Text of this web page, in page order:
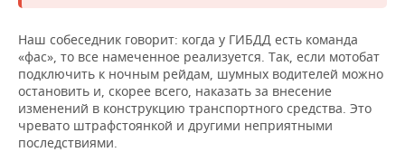
Наш собеседник говорит: когда у ГИБДД есть команда
«фас», то все намеченное реализуется. Так, если мотобат
подключить к ночным рейдам, шумных водителей можно
остановить и, скорее всего, наказать за внесение
изменений в конструкцию транспортного средства. Это
чревато штрафстоянкой и другими неприятными
последствиями.